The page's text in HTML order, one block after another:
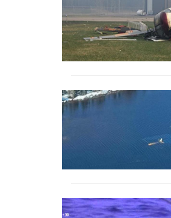
Image
Image